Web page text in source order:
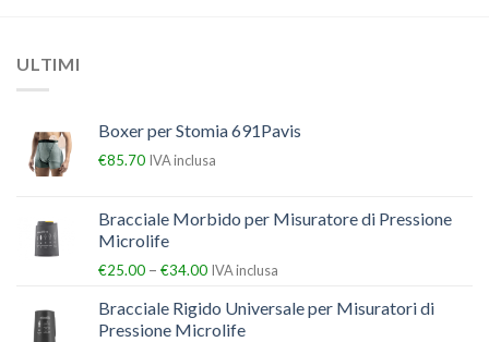
ULTIMI
Boxer per Stomia 691Pavis
€85.70 IVA inclusa
Bracciale Morbido per Misuratore di Pressione
Microlife
€25.00 – €34.00 IVA inclusa
Bracciale Rigido Universale per Misuratori di
Pressione Microlife